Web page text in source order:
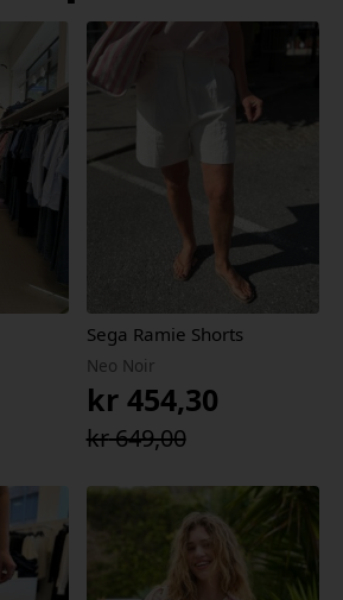
Sega Ramie Shorts
Neo Noir
kr649,00
Opprinnelig
var:
kr 649,00.
kr454,30
Nåværende
er:
kr 454,30.